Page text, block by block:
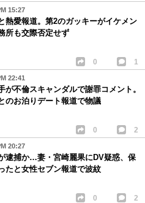
15:27
熱愛報道。第2のガッキーがイケメン
所も交際否定せず
0 1
22:41
が不倫スキャンダルで謝罪コメント。
のお泊りデート報道で物議
0 2
20:27
逮捕か…妻・宮崎麗果にDV疑惑、保
たと女性セブン報道で波紋
0 2